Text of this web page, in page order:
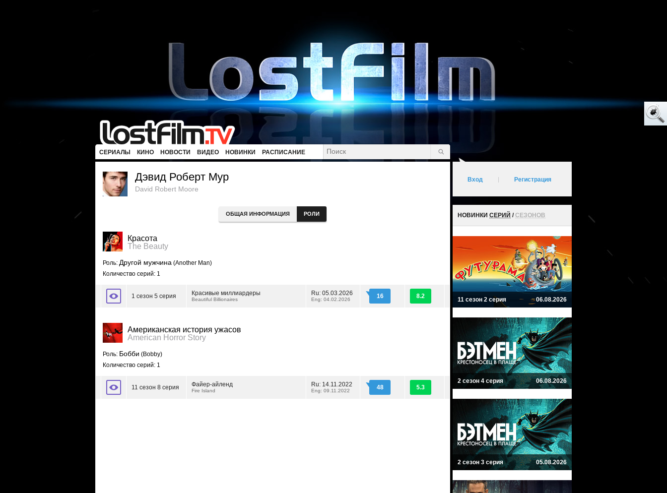
СЕРИАЛЫ КИНО НОВОСТИ ВИДЕО НОВИНКИ РАСПИСАНИЕ
Дэвид Роберт Мур
David Robert Moore
ОБЩАЯ ИНФОРМАЦИЯ РОЛИ
Красота
The Beauty
Роль: Другой мужчина (Another Man)
Количество серий: 1
1 сезон 5 серия Красивые миллиардеры
Beautiful Billionaires
Ru: 05.03.2026
Eng: 04.02.2026 16 8.2
Американская история ужасов
American Horror Story
Роль: Бобби (Bobby)
Количество серий: 1
11 сезон 8 серия Файер-айленд
Fire Island
Ru: 14.11.2022
Eng: 09.11.2022 48 5.3
Вход Регистрация
НОВИНКИ СЕРИЙ /СЕЗОНОВ
11 сезон 2 серия 06.08.2026
2 сезон 4 серия 06.08.2026
2 сезон 3 серия 05.08.2026